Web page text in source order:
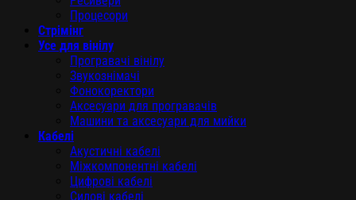
Процесори
Стрімінг
Усе для вінілу
Програвачі вінілу
Звукознімачі
Фонокоректори
Аксесуари для програвачів
Машини та аксесуари для мийки
Кабелі
Акустичні кабелі
Міжкомпонентні кабелі
Цифрові кабелі
Силові кабелі